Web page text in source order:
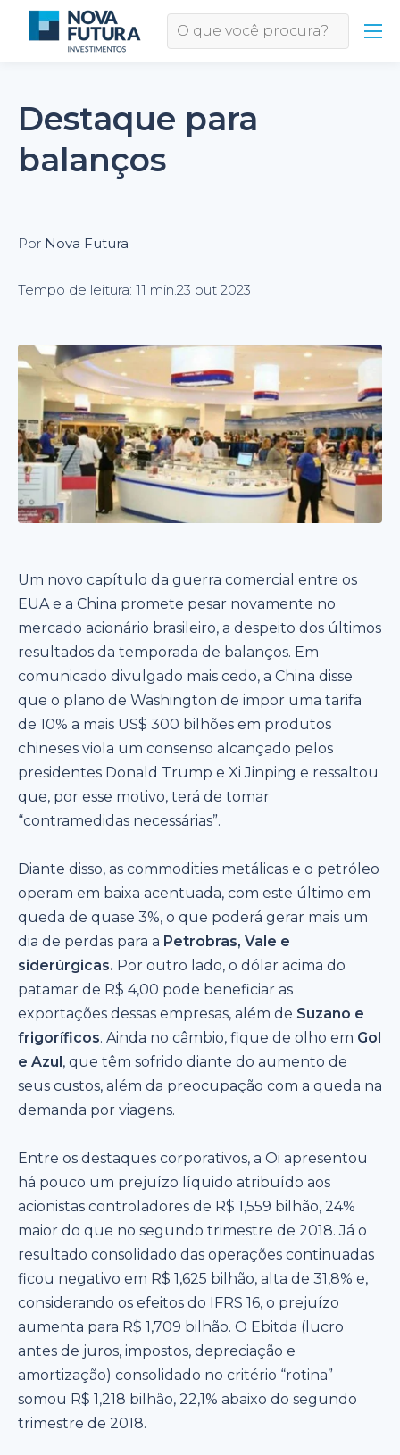
Destaque para
balanços
Por Nova Futura
Tempo de leitura: 11 min.23 out 2023
Um novo capítulo da guerra comercial entre os
EUA e a China promete pesar novamente no
mercado acionário brasileiro, a despeito dos últimos
resultados da temporada de balanços. Em
comunicado divulgado mais cedo, a China disse
que o plano de Washington de impor uma tarifa
de 10% a mais US$ 300 bilhões em produtos
chineses viola um consenso alcançado pelos
presidentes Donald Trump e Xi Jinping e ressaltou
que, por esse motivo, terá de tomar
“contramedidas necessárias”.
Diante disso, as commodities metálicas e o petróleo
operam em baixa acentuada, com este último em
queda de quase 3%, o que poderá gerar mais um
dia de perdas para a Petrobras, Vale e
siderúrgicas. Por outro lado, o dólar acima do
patamar de R$ 4,00 pode beneficiar as
exportações dessas empresas, além de Suzano e
frigoríficos. Ainda no câmbio, fique de olho em Gol
e Azul, que têm sofrido diante do aumento de
seus custos, além da preocupação com a queda na
demanda por viagens.
Entre os destaques corporativos, a Oi apresentou
há pouco um prejuízo líquido atribuído aos
acionistas controladores de R$ 1,559 bilhão, 24%
maior do que no segundo trimestre de 2018. Já o
resultado consolidado das operações continuadas
ficou negativo em R$ 1,625 bilhão, alta de 31,8% e,
considerando os efeitos do IFRS 16, o prejuízo
aumenta para R$ 1,709 bilhão. O Ebitda (lucro
antes de juros, impostos, depreciação e
amortização) consolidado no critério “rotina”
somou R$ 1,218 bilhão, 22,1% abaixo do segundo
trimestre de 2018.